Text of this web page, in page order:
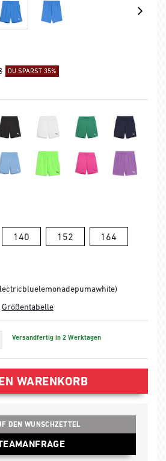
DU SPARST 35%
140 152 164
Größentabelle
Versandfertig in 2 Werktagen
WARENKORB
DEN WUNSCHZETTEL